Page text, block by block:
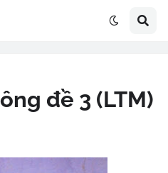
đề 3 (LTM)